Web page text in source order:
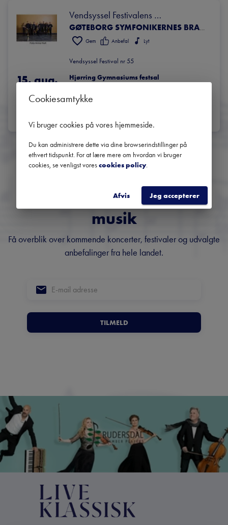
Vendsyssel Festivalens
afslutningskoncert
GØTEBORG SYMFONIKERNES BRASS ENSEMBLE
Gem Anbefal Lyt
Vendsyssel Festival nr 55
15. aug.
Hjørring Gymnasiums festsal
nyhedsbrev om klassisk
musik
Få overblik over kommende koncerter, festivaler og udvalgte
anbefalinger fra hele landet.
TILMELD
Cookiesamtykke
Vi bruger cookies på vores hjemmeside.
Du kan administrere dette via dine browserindstillinger på
ethvert tidspunkt. For at lære mere om hvordan vi bruger
cookies, se venligst vorescookies policy.
Afvis Jeg accepterer